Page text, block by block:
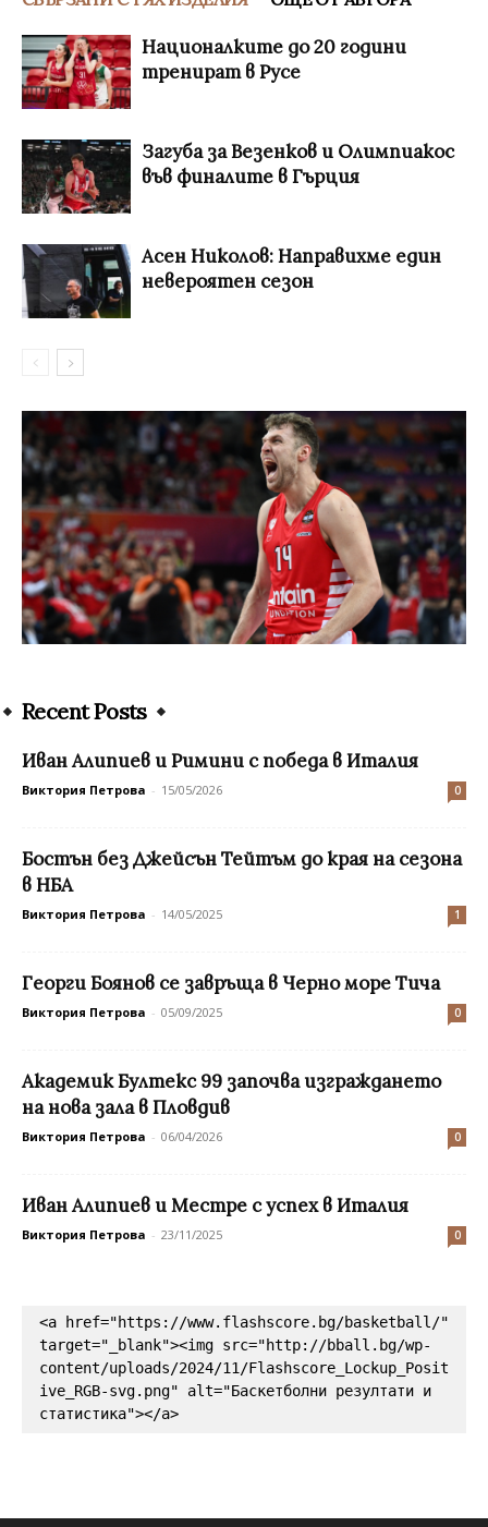
Националките до 20 години
тренират в Русе
Загуба за Везенков и Олимпиакос
във финалите в Гърция
Асен Николов: Направихме един
невероятен сезон
Recent Posts
Иван Алипиев и Римини с победа в Италия
Виктория Петрова - 15/05/2026 0
Бостън без Джейсън Тейтъм до края на сезона
в НБА
Виктория Петрова - 14/05/2025 1
Георги Боянов се завръща в Черно море Тича
Виктория Петрова - 05/09/2025 0
Академик Бултекс 99 започва изграждането
на нова зала в Пловдив
Виктория Петрова - 06/04/2026 0
Иван Алипиев и Mестре с успех в Италия
Виктория Петрова - 23/11/2025 0
<a href="https://www.flashscore.bg/basketball/"
target="_blank"><img src="http://bball.bg/wp-
content/uploads/2024/11/Flashscore_Lockup_Posit
ive_RGB-svg.png" alt="Баскетболни резултати и
статистика"></a>